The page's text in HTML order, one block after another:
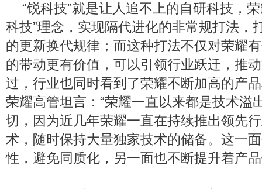
“锐科技”就是让人追不上的自研科技，
科技”理念，实现隔代进化的非常规打法，
的更新换代规律；而这种打法不仅对荣耀
的带动更有价值，可以引领行业跃迁，推
过，行业也同时看到了荣耀不断加高的产
荣耀高管坦言：“荣耀一直以来都是技术溢
切，因为近几年荣耀一直在持续推出领先
术，随时保持大量独家技术的储备。这一
性，避免同质化，另一面也不断提升着产